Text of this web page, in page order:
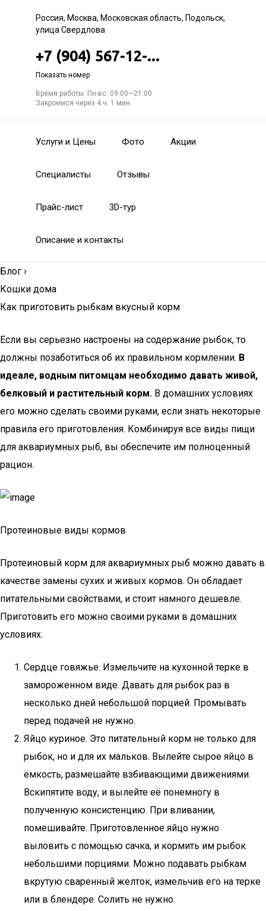
Россия, Москва, Московская область, Подольск,
улица Свердлова
+7 (904) 567-12-...
Показать номер
Время работы: Пн-вс: 09:00—21:00
Закроемся через 4 ч. 1 мин.
Услуги и Цены Фото Акции
Специалисты Отзывы
Прайс-лист 3D-тур
Описание и контакты
Блог ›
Кошки дома
Как приготовить рыбкам вкусный корм
Если вы серьезно настроены на содержание рыбок, то
должны позаботиться об их правильном кормлении. В
идеале, водным питомцам необходимо давать живой,
белковый и растительный корм. В домашних условиях
его можно сделать своими руками, если знать некоторые
правила его приготовления. Комбинируя все виды пищи
для аквариумных рыб, вы обеспечите им полноценный
рацион.
Протеиновые виды кормов
Протеиновый корм для аквариумных рыб можно давать в
качестве замены сухих и живых кормов. Он обладает
питательными свойствами, и стоит намного дешевле.
Приготовить его можно своими руками в домашних
условиях.
Сердце говяжье. Измельчите на кухонной терке в
замороженном виде. Давать для рыбок раз в
несколько дней небольшой порцией. Промывать
перед подачей не нужно.
Яйцо куриное. Это питательный корм не только для
рыбок, но и для их мальков. Вылейте сырое яйцо в
ёмкость, размешайте взбивающими движениями.
Вскипятите воду, и вылейте её понемногу в
полученную консистенцию. При вливании,
помешивайте. Приготовленное яйцо нужно
выловить с помощью сачка, и кормить им рыбок
небольшими порциями. Можно подавать рыбкам
вкрутую сваренный желток, измельчив его на терке
или в блендере. Солить не нужно.